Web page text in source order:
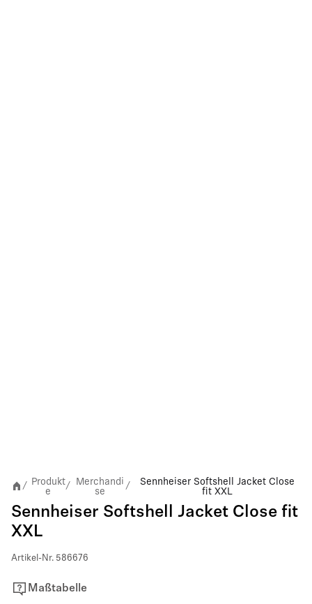
/
Produkt
e
/
Merchandi
se
/
Sennheiser Softshell Jacket Close
fit XXL
Sennheiser Softshell Jacket Close fit
XXL
Artikel-Nr. 586676
Maßtabelle